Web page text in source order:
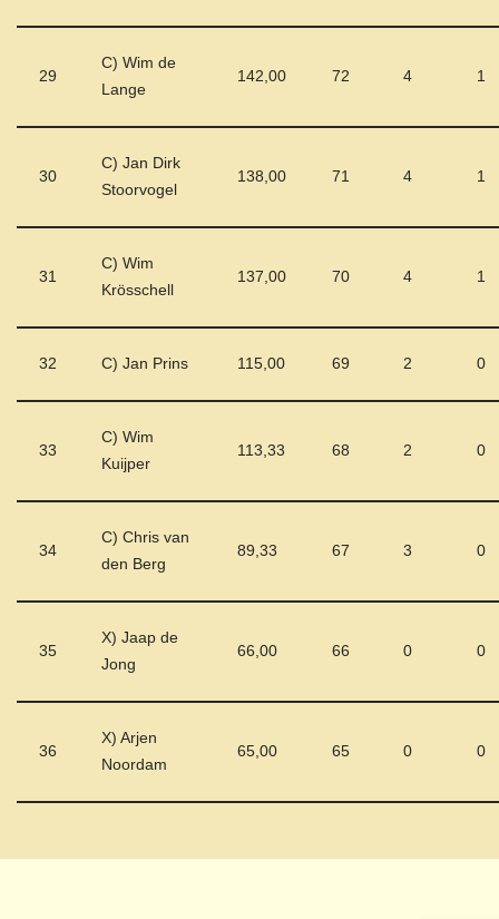
29
C) Wim de
Lange
142,00 72 4 1
30
C) Jan Dirk
Stoorvogel
138,00 71 4 1
31
C) Wim
Krösschell
137,00 70 4 1
32 C) Jan Prins 115,00 69 2 0
33
C) Wim
Kuijper
113,33 68 2 0
34
C) Chris van
den Berg
89,33 67 3 0
35
X) Jaap de
Jong
66,00 66 0 0
36
X) Arjen
Noordam
65,00 65 0 0